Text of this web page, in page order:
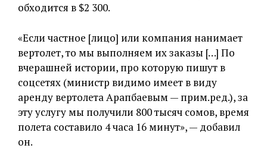
обходится в $2 300.
«Если частное [лицо] или компания нанимает
вертолет, то мы выполняем их заказы […] По
вчерашней истории, про которую пишут в
соцсетях (министр видимо имеет в виду
аренду вертолета Арапбаевым — прим.ред.), за
эту услугу мы получили 800 тысяч сомов, время
полета составило 4 часа 16 минут», — добавил
он.